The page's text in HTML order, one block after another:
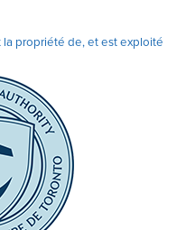
la propriété de, et est exploité